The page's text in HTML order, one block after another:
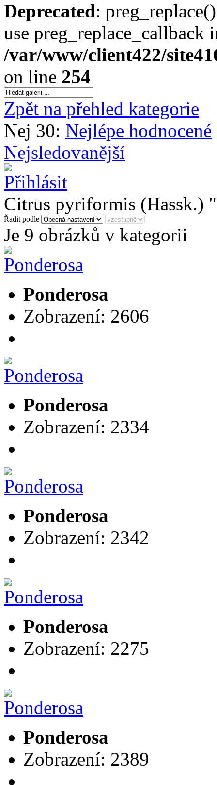
Deprecated:
use preg_replace_callback
/var/www/client422/
on line 254
Zpět na přehled kategorie
Nej 30: Nejlépe hodnocené
Nejsledovanější
Citrus pyriformis (Hassk.)
Řadit podle
Je 9 obrázků v kategorii
Ponderosa
Zobrazení: 2606
Ponderosa
Zobrazení: 2334
Ponderosa
Zobrazení: 2342
Ponderosa
Zobrazení: 2275
Ponderosa
Zobrazení: 2389